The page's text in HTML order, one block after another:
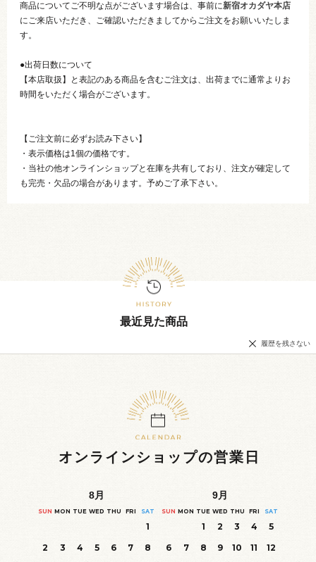
商品についてご不明な点がございます場合は、事前に新宿オカダヤ本店
にご来店いただき、ご確認いただきましてからご注文をお願いいたしま
す。
●出荷日数について
【本店取扱】と表記のある商品を含むご注文は、出荷までに通常よりお
時間をいただく場合がございます。
【ご注文前に必ずお読み下さい】
・表示価格は1個の価格です。
・当社の他オンラインショップと在庫を共有しており、注文が確定して
も完売・欠品の場合があります。予めご了承下さい。
最近見た商品
履歴を残さない
オンラインショップの営業日
8月
SUN MON TUE WED THU FRI SAT
1
2
3 4 5 6 7
8
9月
SUN MON TUE WED THU FRI SAT
1 2 3 4
5
6
7 8 9 10 11
12